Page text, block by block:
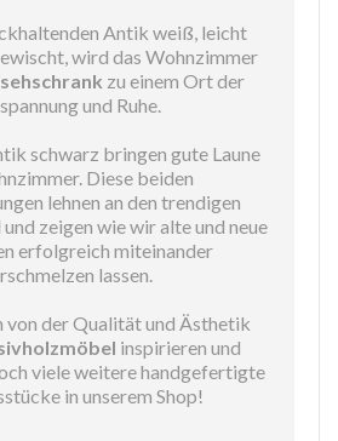
Antik weiß, leicht
wird das Wohnzimmer
zu einem Ort der
und Ruhe.
schwarz bringen gute Laune
Diese beiden
lehnen an den trendigen
zeigen wie wir alte und neue
erfolgreich miteinander
lassen.
von der Qualität und Ästhetik
inspirieren und
viele weitere handgefertigte
in unserem Shop!